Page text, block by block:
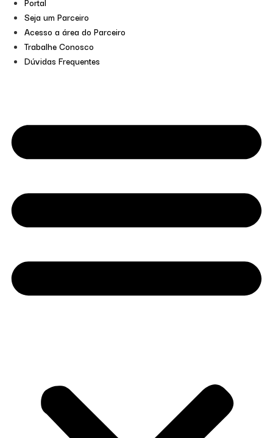
Seja um Parceiro
Acesso a área do Parceiro
Trabalhe Conosco
Dúvidas Frequentes